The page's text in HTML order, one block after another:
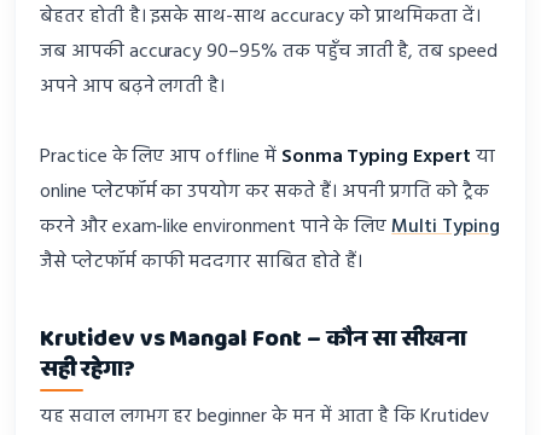
बेहतर होती है। इसके साथ-साथ accuracy को प्राथमिकता दें।
जब आपकी accuracy 90–95% तक पहुँच जाती है, तब speed
अपने आप बढ़ने लगती है।
Practice के लिए आप offline मेंSonma Typing Expertया
online प्लेटफॉर्म का उपयोग कर सकते हैं। अपनी प्रगति को ट्रैक
करने और exam-like environment पाने के लिएMulti Typing
जैसे प्लेटफॉर्म काफी मददगार साबित होते हैं।
Krutidev vs Mangal Font – कौन सा सीखना
सही रहेगा?
यह सवाल लगभग हर beginner के मन में आता है कि Krutidev